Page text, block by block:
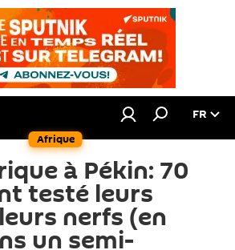
Afrique
FR
à Pékin: 70
testé leurs
nerfs (en
un semi-